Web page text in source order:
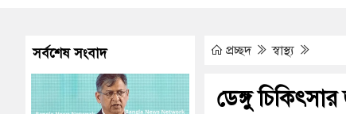
প্রচ্ছদ স্বাস্থ্য
ডেঙ্গু চিকিৎসার
সর্বশেষ সংবাদ